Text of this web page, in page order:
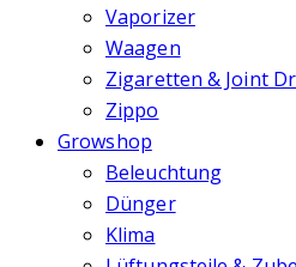
Vaporizer
Waagen
Zigaretten & Joint
Zippo
Growshop
Beleuchtung
Dünger
Klima